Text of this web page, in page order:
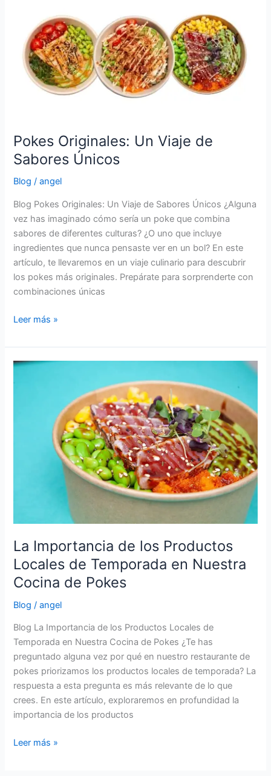
Pokes Originales: Un Viaje de
Sabores Únicos
Blog /angel
Blog Pokes Originales: Un Viaje de Sabores Únicos ¿Alguna
vez has imaginado cómo sería un poke que combina
sabores de diferentes culturas? ¿O uno que incluye
ingredientes que nunca pensaste ver en un bol? En este
artículo, te llevaremos en un viaje culinario para descubrir
los pokes más originales. Prepárate para sorprenderte con
combinaciones únicas
Originales:
Viaje
de
Sabores
Únicos
Leer más »
La Importancia de los Productos
Locales de Temporada en Nuestra
Cocina de Pokes
Blog /angel
Blog La Importancia de los Productos Locales de
Temporada en Nuestra Cocina de Pokes ¿Te has
preguntado alguna vez por qué en nuestro restaurante de
pokes priorizamos los productos locales de temporada? La
respuesta a esta pregunta es más relevante de lo que
crees. En este artículo, exploraremos en profundidad la
importancia de los productos
La
Productos
de
Pokes
Leer más »